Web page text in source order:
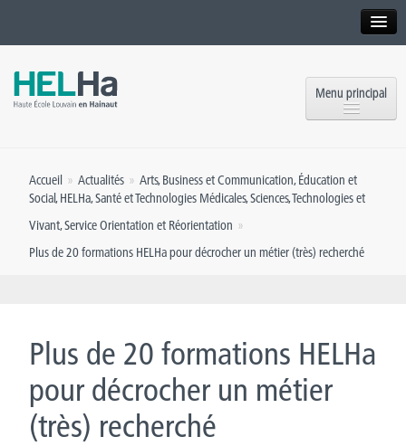
Formation continue et Recherche
Offres d’emploi
Contact
Menu principal
Implantations
Inscriptions
Accueil » Actualités » Arts, Business et Communication,Éducation et
Social,HELHa,Santé et Technologies Médicales,Sciences, Technologies et
Vivant,Service Orientation et Réorientation »
Plus de 20 formations HELHa pour décrocher un métier (très) recherché
Plus de 20 formations HELHa
pour décrocher un métier
(très) recherché